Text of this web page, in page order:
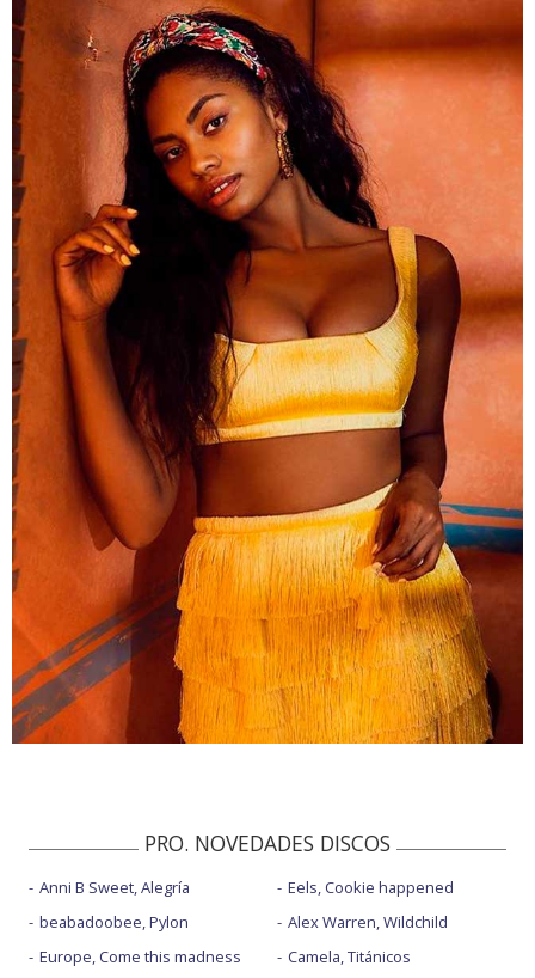
PRO. NOVEDADES DISCOS
Anni B Sweet, Alegría
beabadoobee, Pylon
Europe, Come this madness
Eels, Cookie happened
Alex Warren, Wildchild
Camela, Titánicos